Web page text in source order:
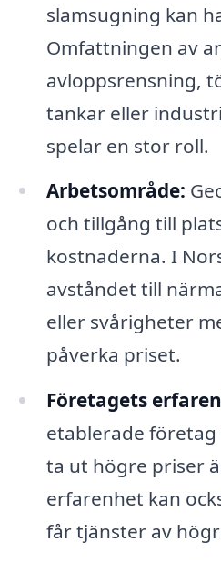
slamsugning kan
Omfattningen av
avloppsrensning,
tankar eller
spelar en stor roll.
Arbetsområde:
och tillgång till
kostnaderna. I
avståndet till
eller svårigheter
påverka priset.
Företagets
etablerade
ta ut högre priser
erfarenhet kan
får tjänster av